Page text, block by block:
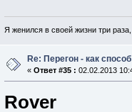
Я женился в своей жизни три
Re: Перегон - как
« Ответ #35 : 02.02.2013
Rover